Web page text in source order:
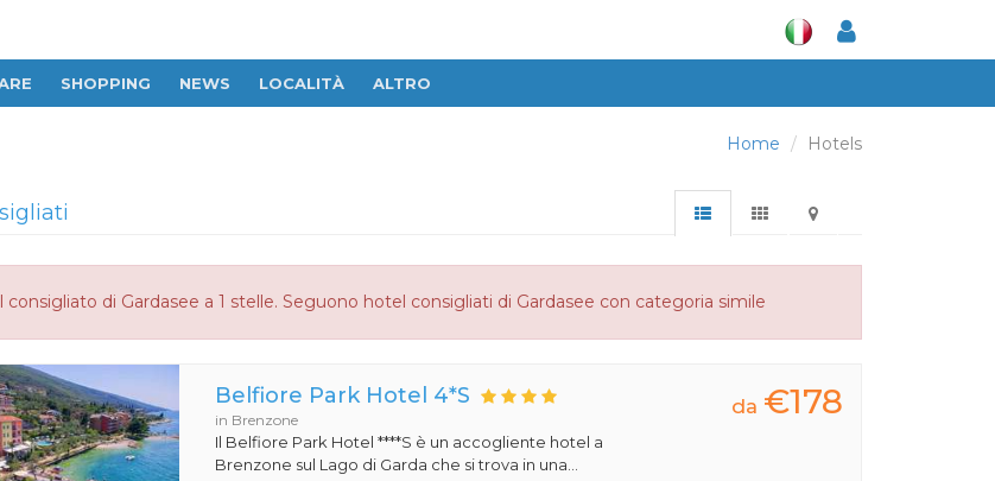
SHOPPING NEWS LOCALITÀ ALTRO
Home Hotels
consigliato di Gardasee a 1 stelle. Seguono hotel consigliati di Gardasee con categoria simile
Belfiore Park Hotel 4*S
in Brenzone
Il Belfiore Park Hotel ****S è un accogliente hotel a
Brenzone sul Lago di Garda che si trova in una...
da €178